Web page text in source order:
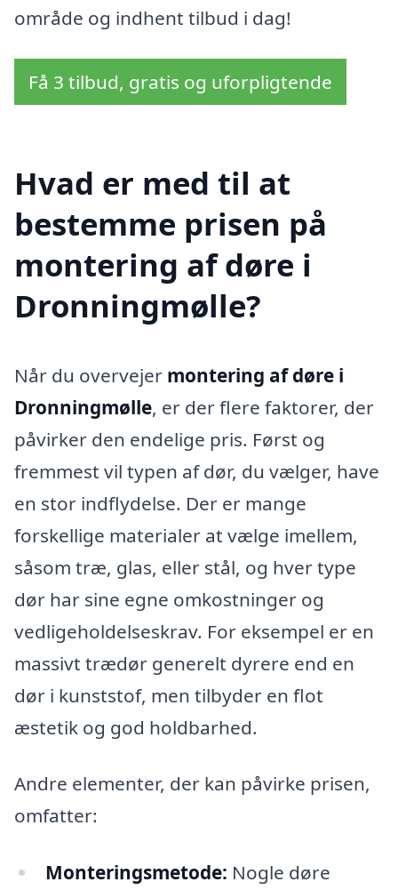
område og indhent tilbud i dag!
Få 3 tilbud, gratis og uforpligtende
Hvad er med til at
bestemme prisen på
montering af døre i
Dronningmølle?
Når du overvejer montering af døre i
Dronningmølle, er der flere faktorer, der
påvirker den endelige pris. Først og
fremmest vil typen af dør, du vælger, have
en stor indflydelse. Der er mange
forskellige materialer at vælge imellem,
såsom træ, glas, eller stål, og hver type
dør har sine egne omkostninger og
vedligeholdelseskrav. For eksempel er en
massivt trædør generelt dyrere end en
dør i kunststof, men tilbyder en flot
æstetik og god holdbarhed.
Andre elementer, der kan påvirke prisen,
omfatter:
Monteringsmetode: Nogle døre